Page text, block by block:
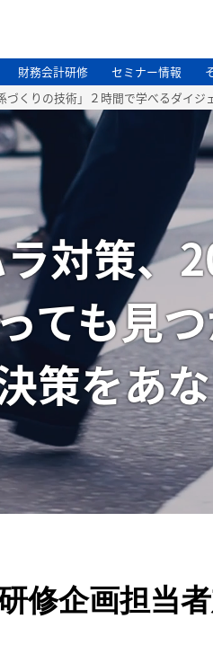
財務会計研修 セミナー情報
くりの技術」２時間で学べるダイジ
対策、
ても見
策をあ
修企画担当